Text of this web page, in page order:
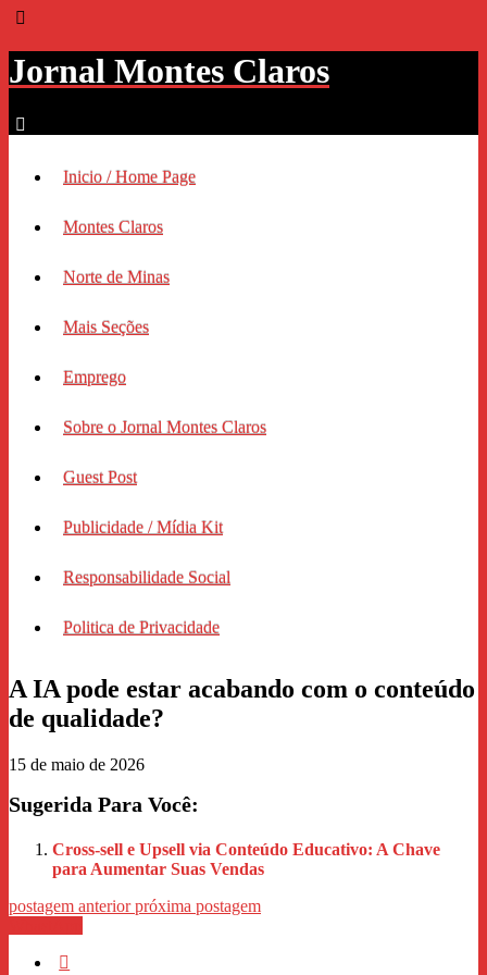
Jornal Montes Claros
Inicio / Home Page
Montes Claros
Norte de Minas
Mais Seções
Emprego
Sobre o Jornal Montes Claros
Guest Post
Publicidade / Mídia Kit
Responsabilidade Social
Politica de Privacidade
A IA pode estar acabando com o conteúdo
de qualidade?
15 de maio de 2026
Sugerida Para Você:
Cross-sell e Upsell via Conteúdo Educativo: A Chave
para Aumentar Suas Vendas
postagem anteriorpróxima postagem